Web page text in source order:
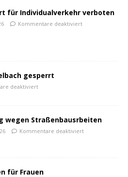
für Individualverkehr verboten
Kommentare deaktiviert
gesperrt
deaktiviert
wegen Straßenbausrbeiten
Kommentare deaktiviert
für Frauen